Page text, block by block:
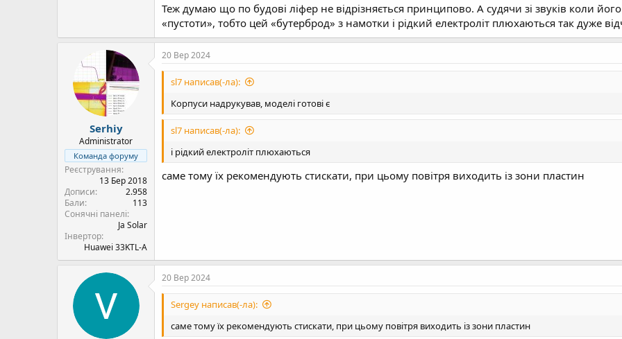
Теж думаю що по будові ліфер не відрізняється принципово. А судячи зі звуків коли
«пустоти», тобто цей «бутерброд» з намотки і рідкий електроліт плюхаються так дуже
Serhiy
Administrator
Команда форуму
Реєстрування
13 Бер 2018
Дописи
2.958
Бали
113
Сонячні панелі
Ja Solar
Інвертор
Huawei 33KTL-A
20 Вер 2024
sl7 написав(-ла):
Корпуси надрукував, моделі готові є
sl7 написав(-ла):
і рідкий електроліт плюхаються
саме тому їх рекомендують стискати, при цьому повітря виходить із зони пластин
20 Вер 2024
Sergey написав(-ла):
саме тому їх рекомендують стискати, при цьому повітря виходить із зони пластин